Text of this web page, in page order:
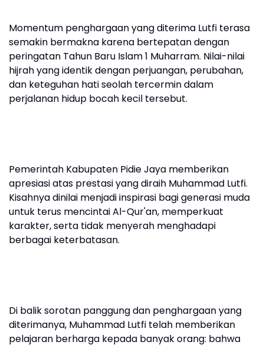
Momentum penghargaan yang diterima Lutfi terasa
semakin bermakna karena bertepatan dengan
peringatan Tahun Baru Islam 1 Muharram. Nilai-nilai
hijrah yang identik dengan perjuangan, perubahan,
dan keteguhan hati seolah tercermin dalam
perjalanan hidup bocah kecil tersebut.
Pemerintah Kabupaten Pidie Jaya memberikan
apresiasi atas prestasi yang diraih Muhammad Lutfi.
Kisahnya dinilai menjadi inspirasi bagi generasi muda
untuk terus mencintai Al-Qur'an, memperkuat
karakter, serta tidak menyerah menghadapi
berbagai keterbatasan.
Di balik sorotan panggung dan penghargaan yang
diterimanya, Muhammad Lutfi telah memberikan
pelajaran berharga kepada banyak orang: bahwa